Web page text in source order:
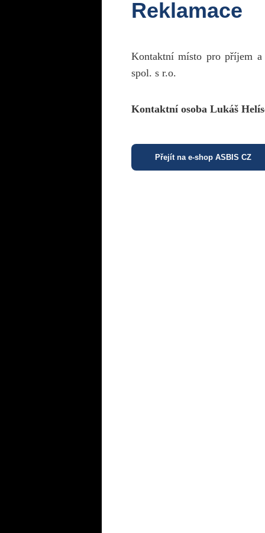
Reklamace
Kontaktní místo pro příjem
spol. s r.o.
Kontaktní osoba Lukáš
Přejít na e-shop ASBIS CZ